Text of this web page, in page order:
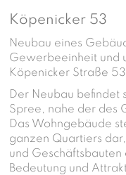
Köpenicker 53
Neubau eines
Gewerbeeinheit und
Köpenicker Straße
Der Neubau befindet
Spree, nahe der des
Das Wohngebäude
ganzen Quartiers
und
Bedeutung und